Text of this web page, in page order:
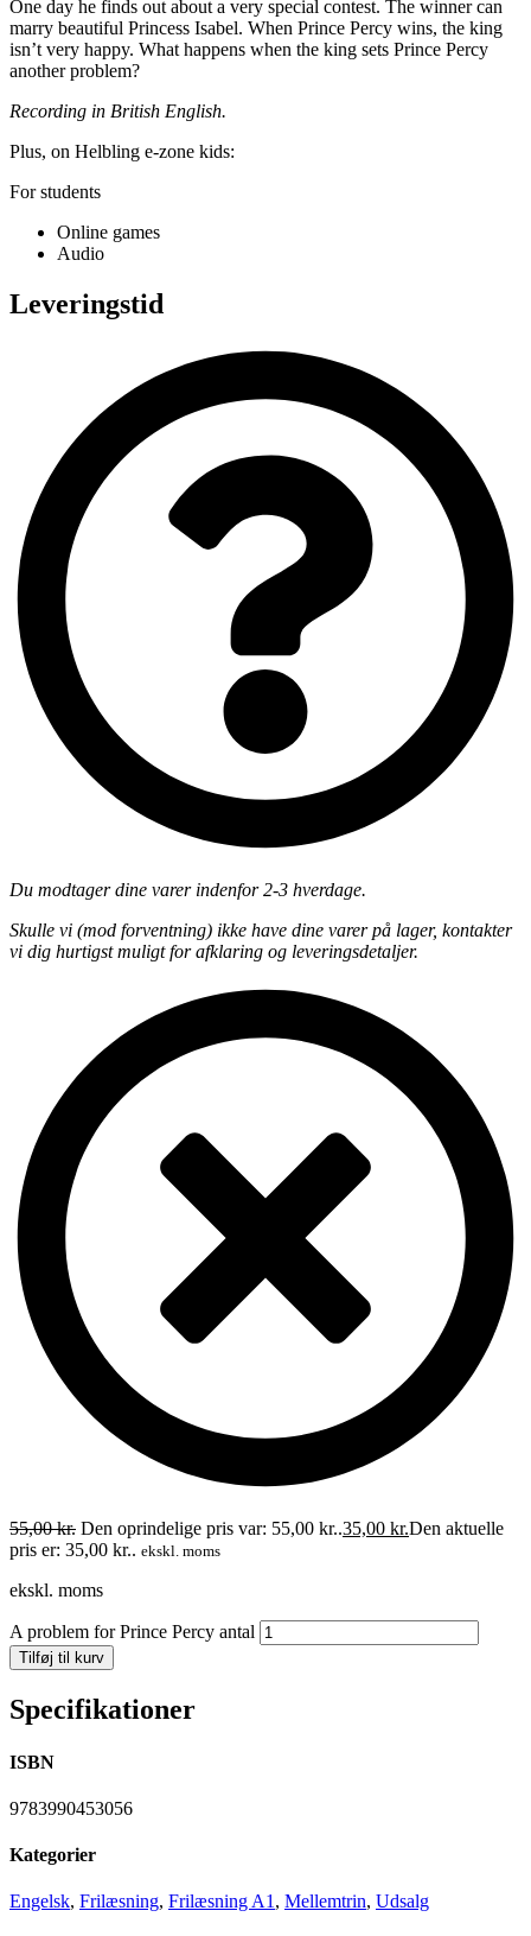
One day he finds out about a very special contest. The winner can
marry beautiful Princess Isabel. When Prince Percy wins, the king
isn’t very happy. What happens when the king sets Prince Percy
another problem?
Recording in British English.
Plus, on Helbling e-zone kids:
For students
Online games
Audio
Leveringstid
Du modtager dine varer indenfor 2-3 hverdage.
Skulle vi (mod forventning) ikke have dine varer på lager, kontakter
vi dig hurtigst muligt for afklaring og leveringsdetaljer.
55,00kr. Den oprindelige pris var: 55,00 kr..35,00 kr.Den aktuelle
pris er: 35,00 kr.. ekskl. moms
ekskl. moms
A problem for Prince Percy antal
Tilføj til kurv
Specifikationer
ISBN
9783990453056
Kategorier
Engelsk, Frilæsning, Frilæsning A1 , Mellemtrin, Udsalg